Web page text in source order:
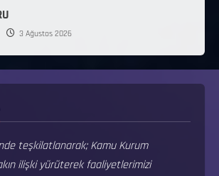
3 Ağustos 2026
teşkilatlanarak; Kamu Kurum
ilişki yürüterek faaliyetlerimizi